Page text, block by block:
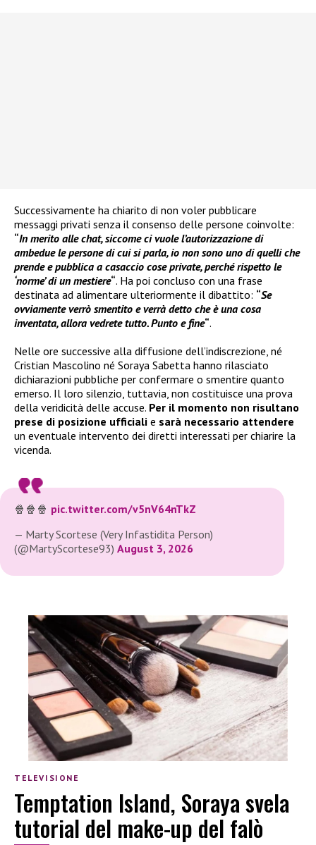
Successivamente ha chiarito di non voler pubblicare
messaggi privati senza il consenso delle persone coinvolte:
“In merito alle chat, siccome ci vuole l’autorizzazione di
ambedue le persone di cui si parla, io non sono uno di quelli che
prende e pubblica a casaccio cose private, perché rispetto le
‘norme’ di un mestiere“. Ha poi concluso con una frase
destinata ad alimentare ulteriormente il dibattito: “Se
ovviamente verrò smentito e verrà detto che è una cosa
inventata, allora vedrete tutto. Punto e fine“.
Nelle ore successive alla diffusione dell’indiscrezione, né
Cristian Mascolino né Soraya Sabetta hanno rilasciato
dichiarazioni pubbliche per confermare o smentire quanto
emerso. Il loro silenzio, tuttavia, non costituisce una prova
della veridicità delle accuse. Per il momento non risultano
prese di posizione ufficiali e sarà necessario attendere
un eventuale intervento dei diretti interessati per chiarire la
vicenda.
🍿🍿🍿 pic.twitter.com/v5nV64nTkZ
— Marty Scortese (Very Infastidita Person)
(@MartyScortese93) August 3, 2026
TELEVISIONE
Temptation Island, Soraya svela
tutorial del make-up del falò